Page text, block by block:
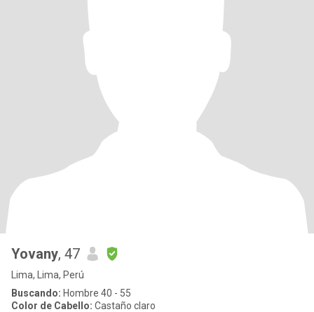
Yovany, 47
Lima, Lima, Perú
Buscando: Hombre 40 - 55
Color de Cabello: Castaño claro